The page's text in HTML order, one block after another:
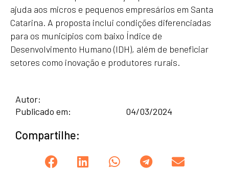
ajuda aos micros e pequenos empresários em Santa
Catarina. A proposta inclui condições diferenciadas
para os municípios com baixo Índice de
Desenvolvimento Humano (IDH), além de beneficiar
setores como inovação e produtores rurais.
Autor:
Publicado em:
04/03/2024
Compartilhe: